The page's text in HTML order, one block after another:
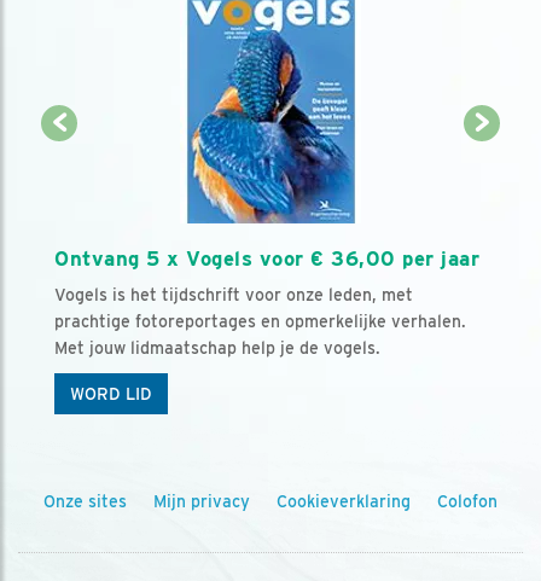
Ontvang 5 x Vogels voor € 36,00 per jaar
Vogels is het tijdschrift voor onze leden, met
prachtige fotoreportages en opmerkelijke verhalen.
Met jouw lidmaatschap help je de vogels.
WORD LID
Onze sites Mijn privacy Cookieverklaring Colofon